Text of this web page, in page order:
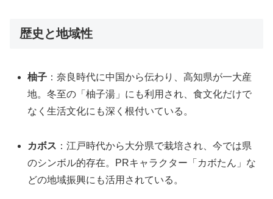
歴史と地域性
柚子 ：奈良時代に中国から伝わり、高知県が一大産
地。冬至の「柚子湯」にも利用され、食文化だけで
なく生活文化にも深く根付いている。
カボス ：江戸時代から大分県で栽培され、今では県
のシンボル的存在。PRキャラクター「カボたん」な
どの地域振興にも活用されている。